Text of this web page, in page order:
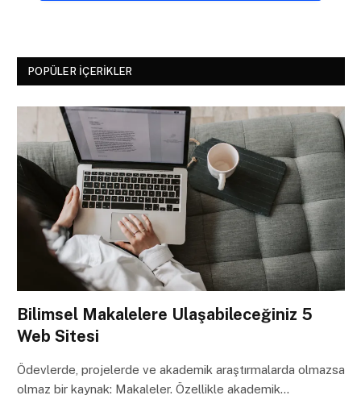
POPÜLER İÇERIKLER
Bilimsel Makalelere Ulaşabileceğiniz 5
Web Sitesi
Ödevlerde, projelerde ve akademik araştırmalarda olmazsa
olmaz bir kaynak: Makaleler. Özellikle akademik…